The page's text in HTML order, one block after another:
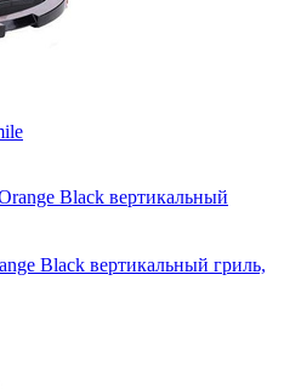
Black вертикальный гриль,